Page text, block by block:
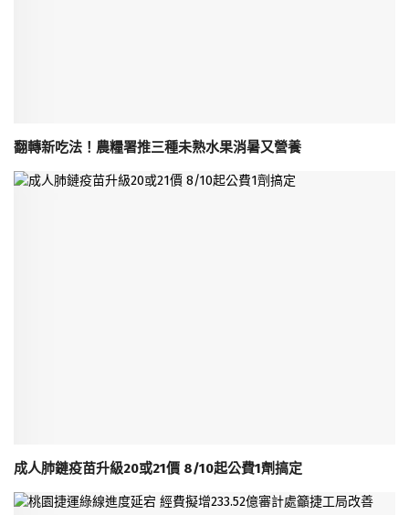
翻轉新吃法！農糧署推三種未熟水果消暑又營養
成人肺鏈疫苗升級20或21價 8/10起公費1劑搞定